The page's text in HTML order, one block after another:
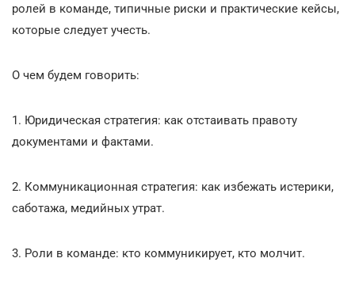
ролей в команде, типичные риски и практические кейсы,
которые следует учесть.
О чем будем говорить:
1. Юридическая стратегия: как отстаивать правоту
документами и фактами.
2. Коммуникационная стратегия: как избежать истерики,
саботажа, медийных утрат.
3. Роли в команде: кто коммуникирует, кто молчит.